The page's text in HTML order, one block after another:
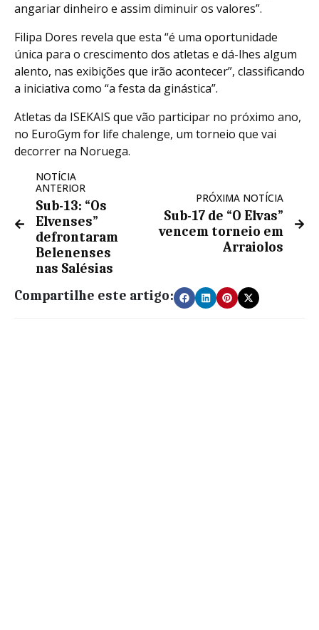
angariar dinheiro e assim diminuir os valores”.
Filipa Dores revela que esta “é uma oportunidade
única para o crescimento dos atletas e dá-lhes algum
alento, nas exibições que irão acontecer”, classificando
a iniciativa como “a festa da ginástica”.
Atletas da ISEKAIS que vão participar no próximo ano,
no EuroGym for life chalenge, um torneio que vai
decorrer na Noruega.
NOTÍCIA
ANTERIOR
Sub-13: “Os
Elvenses”
defrontaram
Belenenses
nas Salésias
PRÓXIMA NOTÍCIA
Sub-17 de “O Elvas”
vencem torneio em
Arraiolos
Compartilhe este artigo: